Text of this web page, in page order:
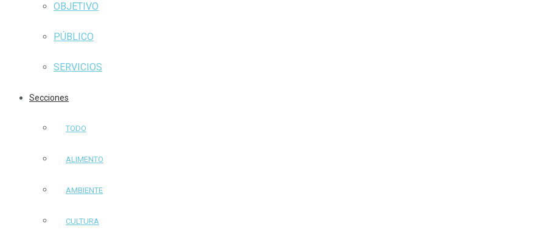
OBJETIVO
PÚBLICO
SERVICIOS
Secciones
TODO
ALIMENTO
AMBIENTE
CULTURA